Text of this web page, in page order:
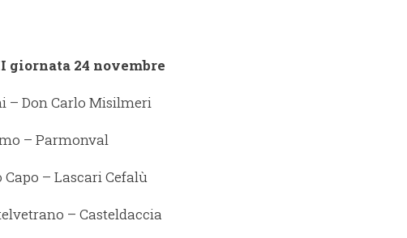
giornata 24 novembre
– Don Carlo Misilmeri
– Parmonval
Capo – Lascari Cefalù
– Casteldaccia